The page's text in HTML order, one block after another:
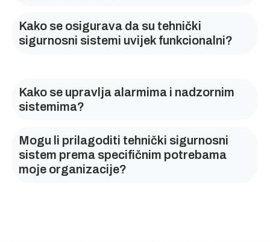
Kako se osigurava da su tehnički
sigurnosni sistemi uvijek funkcionalni?
Kako se upravlja alarmima i nadzornim
sistemima?
Mogu li prilagoditi tehnički sigurnosni
sistem prema specifičnim potrebama
moje organizacije?